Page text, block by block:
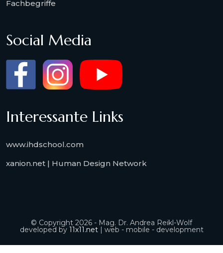
Fachbegriffe
Social Media
Interessante Links
www.ihdschool.com
xanion.net | Human Design Network
© Copyright 2026 - Mag. Dr. Andrea Reikl-Wolf
developed by 11x11.net| web - mobile - development